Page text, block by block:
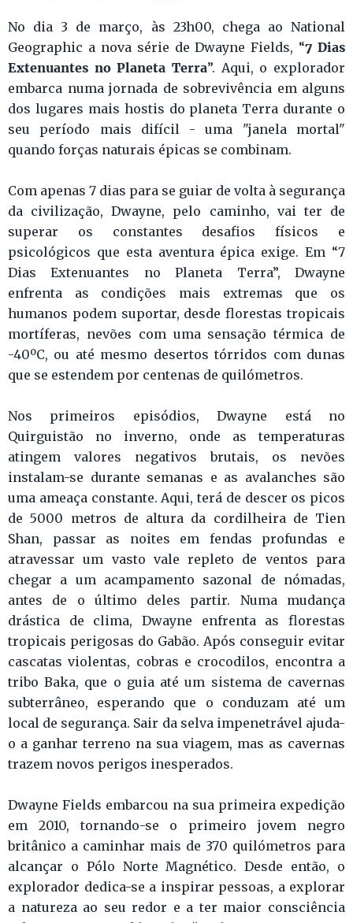
No dia 3 de março, às 23h00, chega ao National
Geographic a nova série de Dwayne Fields, “7 Dias
Extenuantes no Planeta Terra”. Aqui, o explorador
embarca numa jornada de sobrevivência em alguns
dos lugares mais hostis do planeta Terra durante o
seu período mais difícil - uma "janela mortal"
quando forças naturais épicas se combinam.
Com apenas 7 dias para se guiar de volta à segurança
da civilização, Dwayne, pelo caminho, vai ter de
superar os constantes desafios físicos e
psicológicos que esta aventura épica exige. Em “7
Dias Extenuantes no Planeta Terra”, Dwayne
enfrenta as condições mais extremas que os
humanos podem suportar, desde florestas tropicais
mortíferas, nevões com uma sensação térmica de
-40ºC, ou até mesmo desertos tórridos com dunas
que se estendem por centenas de quilómetros.
Nos primeiros episódios, Dwayne está no
Quirguistão no inverno, onde as temperaturas
atingem valores negativos brutais, os nevões
instalam-se durante semanas e as avalanches são
uma ameaça constante. Aqui, terá de descer os picos
de 5000 metros de altura da cordilheira de Tien
Shan, passar as noites em fendas profundas e
atravessar um vasto vale repleto de ventos para
chegar a um acampamento sazonal de nómadas,
antes de o último deles partir. Numa mudança
drástica de clima, Dwayne enfrenta as florestas
tropicais perigosas do Gabão. Após conseguir evitar
cascatas violentas, cobras e crocodilos, encontra a
tribo Baka, que o guia até um sistema de cavernas
subterrâneo, esperando que o conduzam até um
local de segurança. Sair da selva impenetrável ajuda-
o a ganhar terreno na sua viagem, mas as cavernas
trazem novos perigos inesperados.
Dwayne Fields embarcou na sua primeira expedição
em 2010, tornando-se o primeiro jovem negro
britânico a caminhar mais de 370 quilómetros para
alcançar o Pólo Norte Magnético. Desde então, o
explorador dedica-se a inspirar pessoas, a explorar
a natureza ao seu redor e a ter maior consciência